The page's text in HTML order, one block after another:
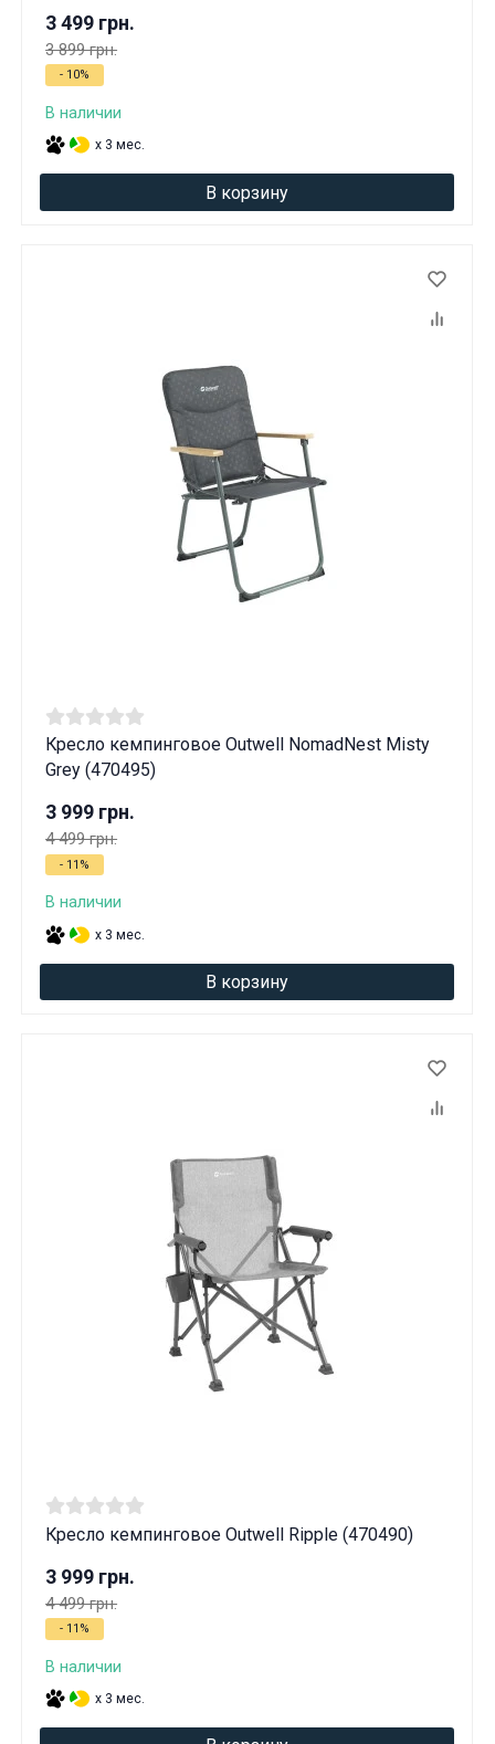
3 499 грн.
3 899 грн.
- 10%
В наличии
x 3 мес.
В корзину
Кресло кемпинговое Outwell NomadNest Misty
Grey (470495)
3 999 грн.
4 499 грн.
- 11%
В наличии
x 3 мес.
В корзину
Кресло кемпинговое Outwell Ripple (470490)
3 999 грн.
4 499 грн.
- 11%
В наличии
x 3 мес.
Вам исполнилось 18 лет?